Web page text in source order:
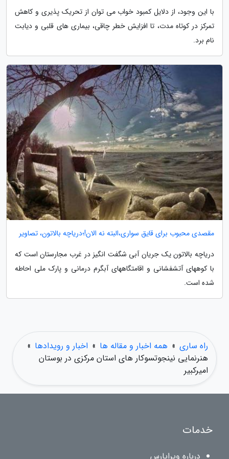
با این وجود، از دلایل کمبود خواب می توان از تحریک پذیری و کاهش
تمرکز در کوتاه مدت، تا افزایش خطر چاقی، بیماری های قلبی و دیابت
نام برد.
مقصدی محبوب برای قایق سواری،البته نه الان!؛دریاچه بالاتون، تصاویر
دریاچه بالاتون یک جریان آبی شگفت انگیز در غرب مجارستان است که
با کوههای آتشفشانی و اقامتگاههای آبگرم درمانی و پارک ملی احاطه
شده است.
راه ساری » همه اخبار و مقاله ها » اخبار و رویدادها »
هنرنمایی نینجوتسوکار های استان مرکزی در بوستان
امیرکبیر
خدمات
درباره ویراپارس